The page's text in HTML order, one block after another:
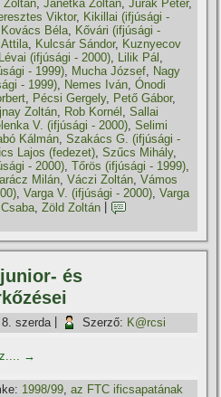
Zoltán,Janetka Zoltán,Jurák Péter,
Viktor, Kikillai (ifjúsági -
Kovács Béla, Kővári (ifjúsági -
Attila, Kulcsár Sándor, Kuznyecov
Lévai (ifjúsági - 2000), Lilik Pál ,
- 1999), Mucha József, Nagy
- 1999), Nemes Iván,Ónodi
, Pécsi Gergely, Pető Gábor,
Zoltán, Rob Kornél ,Sallai
V. (ifjúsági - 2000),Selimi
Kálmán,Szakács G. (ifjúsági -
Lajos (fedezet),Szűcs Mihály,
- 2000),Tőrös (ifjúsági - 1999),
Milán,Váczi Zoltán,Vámos
,Varga V. (ifjúsági - 2000),Varga
,Zöld Zoltán
junior- és
szerda Szerző: K@rcsi
→
1998/99 ,az FTC ificsapatának